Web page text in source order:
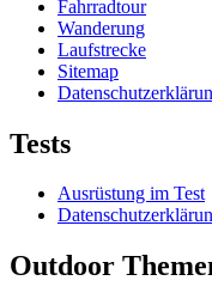
Fahrradtour
Wanderung
Laufstrecke
Sitemap
Tests
Ausrüstung im Test
Outdoor